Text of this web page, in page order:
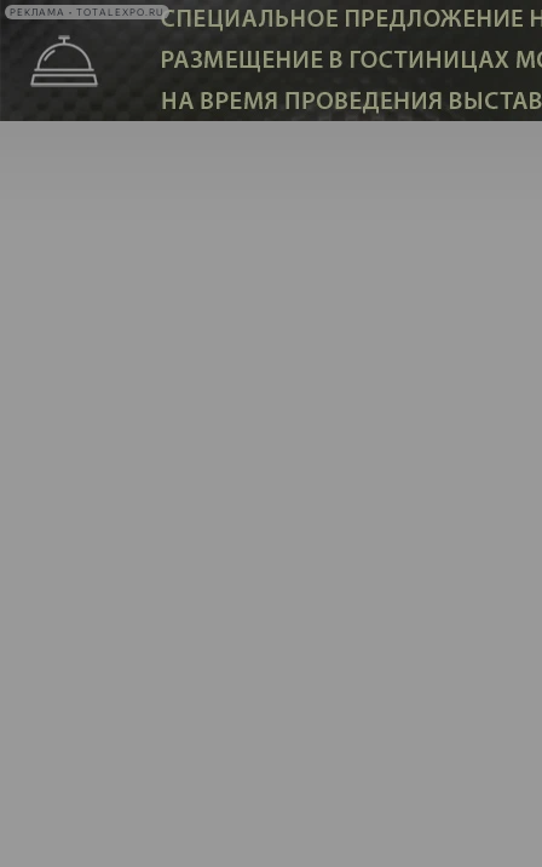
РЕКЛАМА • TOTALEXPO.RU